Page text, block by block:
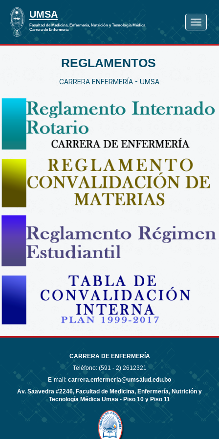
REGLAMENTOS
CARRERA ENFERMERÍA - UMSA
CARRERA DE ENFERMERÍA
Teléfono: (591 - 2) 2612321
E-mail: carrera.enfermeria@umsalud.edu.bo
Av. Saavedra #2246, Facultad de Medicina, Enfermería, Nutrición y
Tecnología Médica Umsa - Piso 10 y Piso 11